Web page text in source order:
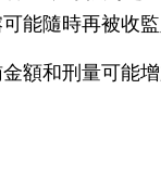
能隨時再被收監
額和刑量可能